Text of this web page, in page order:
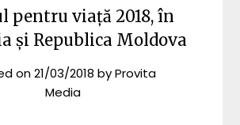
pentru viață 2018, în
și Republica Moldova
on21/03/2018 byProvita
Media